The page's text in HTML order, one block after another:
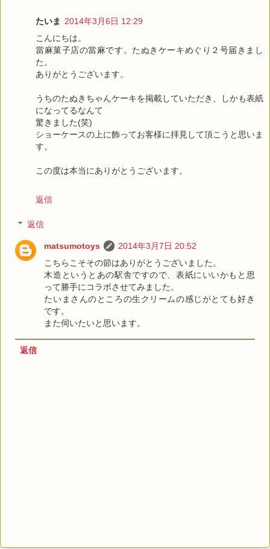
たいま
2014年3月6日 12:29
こんにちは。
當麻菓子店の當麻です。たぬきケーキめぐり２号届きまし
た。
ありがとうございます。
うちのたぬきちゃんケーキを掲載していただき、しかも表紙
になってるなんて
驚きました(笑)
ショーケースの上に飾ってお客様に拝見して頂こうと思いま
す。
この度は本当にありがとうございます。
返信
返信
matsumotoys
2014年3月7日 20:52
こちらこそその節はありがとうございました。
木造というとあの駅舎ですので、表紙にいいかもと思
って勝手にコラボさせてみました。
たいまさんのところの生クリームの感じがとても好き
です。
また伺いたいと思います。
返信